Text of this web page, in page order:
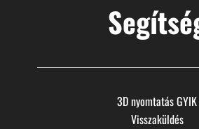
3D nyomtatás GYIK
Visszaküldés